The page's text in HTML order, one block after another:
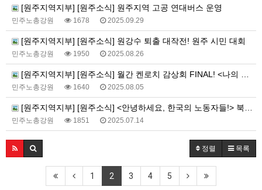
[원주지역지부] [원주소식] 원주지역 고공 연대버스 운영
민주노총강원 1678 2025.09.29
[원주지역지부] [원주소식] 원강수 퇴출 대작전! 원주 시민 대회
민주노총강원 1950 2025.08.26
[원주지역지부] [원주소식] 월간 켄로치 감상회 FINAL! <나의 올드 오크> 야외상영회
민주노총강원 1640 2025.08.05
[원주지역지부] [원주소식] <안녕하세요, 한국의 노동자들!> 북토크 진행
민주노총강원 1851 2025.07.14
정렬 목록
1 2 3 4 5